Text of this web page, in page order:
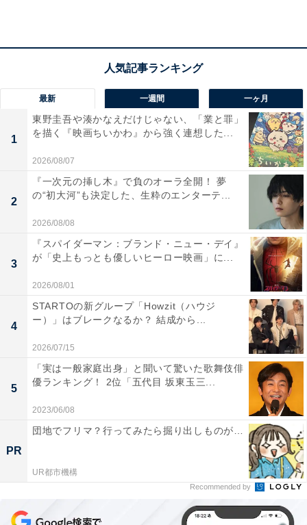
画像出典：NHK『光る君へ』 公式Webサイト
まひろ、道長の盟友“直秀”の最期に悲哀の声が殺
到
直秀ら散楽一座は盗賊で貴族から盗んだ金品を、貧しい
市井の者たちへと配っていました。屋敷にいる武者たち
や身内すら信じていない道長が、まひろと直秀のことは
人として信じると心を寄せていた相手が、非情な最期を
遂げる展開に。
最新 一週間 一ヶ月
1
東野圭吾や湊かなえだけじゃない、「業と罪」
を描く『映画ちいかわ』から強く連想した...
2026/08/07
2
『一次元の挿し木』で負のオーラ全開！ 夢
の“初大河”も決定した、生粋のエンターテ...
2026/08/08
3
『スパイダーマン：ブランド・ニュー・デイ』
が「史上もっとも優しいヒーロー映画」に...
2026/08/01
4
STARTOの新グループ「Howzit（ハウジ
ー）」はブレークなるか？ 結成から...
2026/07/15
5
「実は一般家庭出身」と聞いて驚いた歌舞伎俳
優ランキング！ 2位「五代目 坂東玉三...
2023/06/08
PR
団地でフリマ？行ってみたら掘り出しものが…
UR都市機構
Recommended by